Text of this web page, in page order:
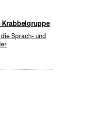
Krabbelgruppe
Sprach- und